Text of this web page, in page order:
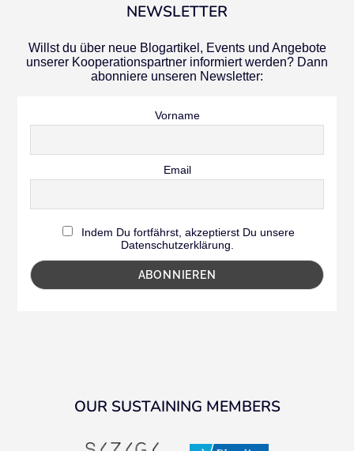
NEWSLETTER
Willst du über neue Blogartikel, Events und Angebote
unserer Kooperationspartner informiert werden? Dann
abonniere unseren Newsletter:
Vorname
Email
Indem Du fortfährst, akzeptierst Du unsere
Datenschutzerklärung.
OUR SUSTAINING MEMBERS